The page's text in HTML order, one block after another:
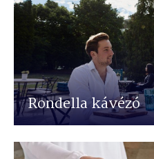
Rondella kávézó